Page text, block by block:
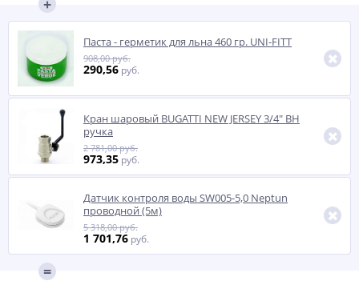
Паста - герметик для льна 460 гр. UNI-FITT
290,56 руб.
908,00 руб.
Кран шаровый BUGATTI NEW JERSEY 3/4" ВН
ручка
973,35 руб.
2 781,00 руб.
Датчик контроля воды SW005-5,0 Neptun
проводной (5м)
1 701,76 руб.
5 318,00 руб.